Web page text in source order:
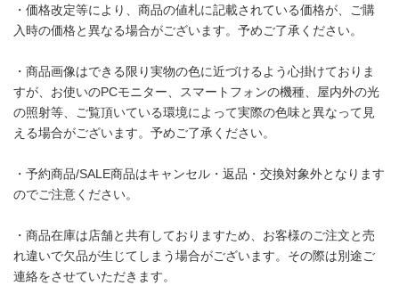
・価格改定等により、商品の値札に記載されている価格が、ご購
入時の価格と異なる場合がございます。予めご了承ください。
・商品画像はできる限り実物の色に近づけるよう心掛けておりま
すが、お使いのPCモニター、スマートフォンの機種、屋内外の光
の照射等、ご覧頂いている環境によって実際の色味と異なって見
える場合がございます。予めご了承ください。
・予約商品/SALE商品はキャンセル・返品・交換対象外となります
のでご注意ください。
・商品在庫は店舗と共有しておりますため、お客様のご注文と売
れ違いで欠品が生じてしまう場合がございます。その際は別途ご
連絡をさせていただきます。